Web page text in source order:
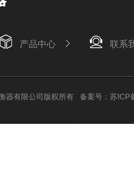
产品中心 联系
器有限公司版权所有 备案号：苏ICP